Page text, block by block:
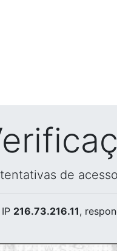
de
216.73.216.11,